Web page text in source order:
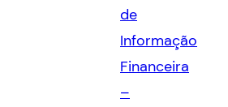
de
Informação
Financeira
–